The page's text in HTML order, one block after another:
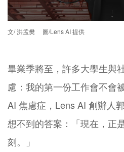
文/ 洪孟樊 圖/Lens AI 提供
畢業季將至，許多大學生與
慮：我的第一份工作會不會
AI 焦慮症，Lens AI 創辦人
想不到的答案：「現在，正
刻。」